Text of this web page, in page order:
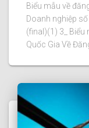
Biểu mẫu về
Doanh nghiệp
(final)(1) 3_
Quốc Gia Về